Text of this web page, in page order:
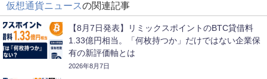
仮想通貨ニュースの関連記事
【8月7日発表】リミックスポイントのBTC貸借料
1.33億円相当。「何枚持つか」だけではない企業保
有の新評価軸とは
2026年8月7日